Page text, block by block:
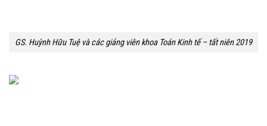
GS. Huỳnh Hữu Tuệ và các giảng viên khoa Toán Kinh tế – tất niên 2019